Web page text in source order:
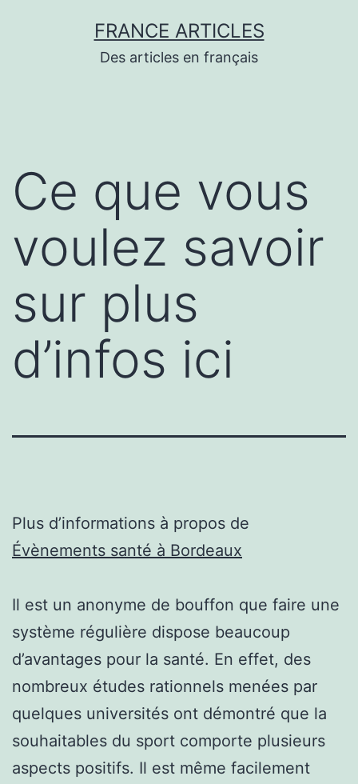
FRANCE ARTICLES
Des articles en français
Ce que vous
voulez savoir
sur plus
d’infos ici
Plus d’informations à propos de
Évènements santé à Bordeaux
Il est un anonyme de bouffon que faire une
système régulière dispose beaucoup
d’avantages pour la santé. En effet, des
nombreux études rationnels menées par
quelques universités ont démontré que la
souhaitables du sport comporte plusieurs
aspects positifs. Il est même facilement